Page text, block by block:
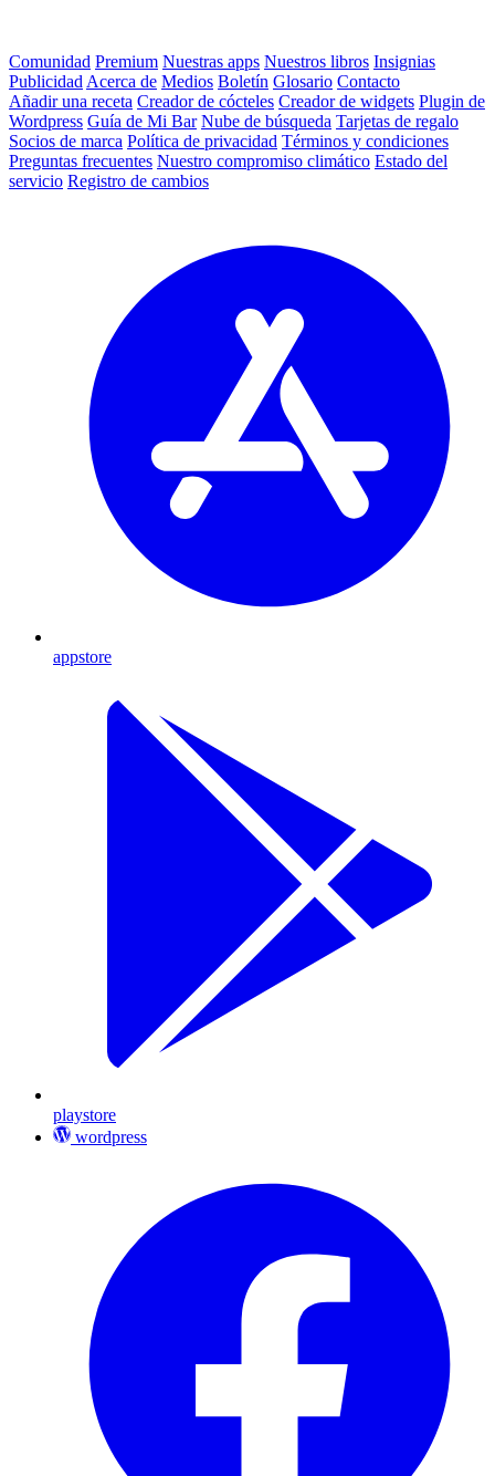
Comunidad Premium Nuestras apps Nuestros libros Insignias
Publicidad Acerca de Medios Boletín Glosario Contacto
Añadir una receta Creador de cócteles Creador de widgets Plugin de
Wordpress Guía de Mi Bar Nube de búsqueda Tarjetas de regalo
Socios de marca Política de privacidad Términos y condiciones
Preguntas frecuentes Nuestro compromiso climático Estado del
servicio Registro de cambios
appstore
playstore
wordpress